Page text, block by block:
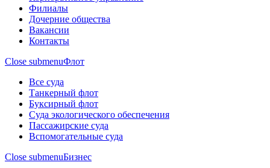
Филиалы
Дочерние общества
Вакансии
Контакты
Close submenuФлот
Все суда
Танкерный флот
Буксирный флот
Суда экологического обеспечения
Пассажирские суда
Вспомогательные суда
Close submenuБизнес